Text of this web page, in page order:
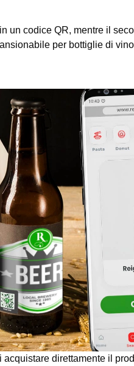
un codice QR, mentre il
per bottiglie di
direttamente il